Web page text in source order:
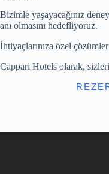
Bizimle yaşayacağınız
anı olmasını hedefliyoruz.
İhtiyaçlarınıza özel
Cappari Hotels olarak,